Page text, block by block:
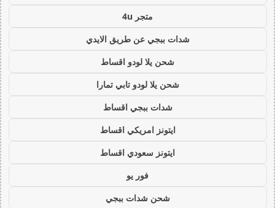
متجر 4u
شدات ببجي عن طريق الايدي
شحن يلا لودو اقساط
شحن يلا لودو تابي تمارا
شدات ببجي اقساط
ايتونز امريكي اقساط
ايتونز سعودي اقساط
فور يو
شحن شدات ببجي